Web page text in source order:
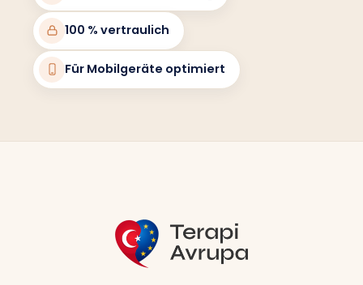
100 % vertraulich
Für Mobilgeräte optimiert